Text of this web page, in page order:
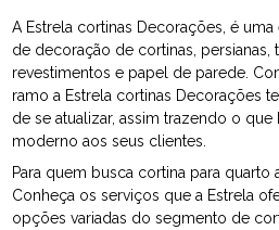
A Estrela cortinas Decorações, é uma
de decoração de cortinas, persianas,
revestimentos e papel de parede.
ramo a Estrela cortinas Decorações
de se atualizar, assim trazendo o
moderno aos seus clientes.
Para quem busca cortina para quarto
Conheça os serviços que a Estrela
opções variadas do segmento de